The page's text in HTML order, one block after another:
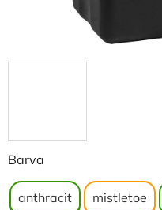
Barva
anthracit mistletoe